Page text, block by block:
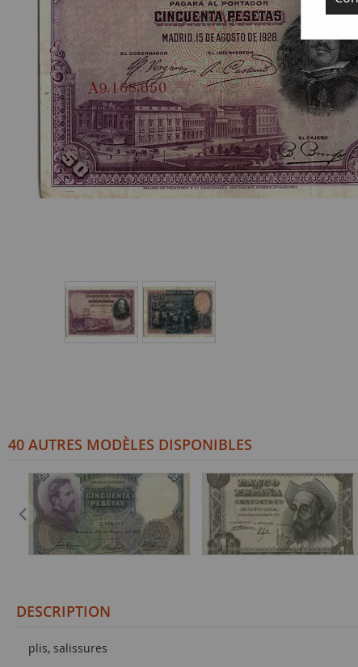
40 AUTRES MODÈLES DISPONIBLES
DESCRIPTION
plis, salissures